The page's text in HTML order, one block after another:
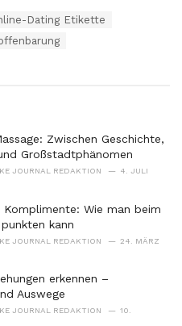
Dating Etikette
Zwischen Geschichte,
Großstadtphänomen
JOURNAL REDAKTION
4. JULI
Komplimente: Wie man beim
kann
JOURNAL REDAKTION
24. MÄRZ
erkennen –
Auswege
JOURNAL REDAKTION
10.